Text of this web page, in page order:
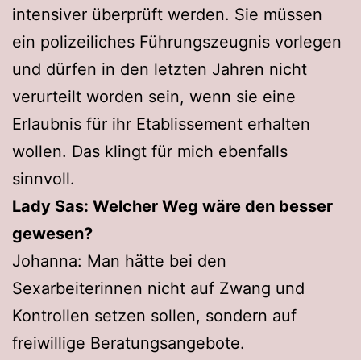
intensiver überprüft werden. Sie müssen
ein polizeiliches Führungszeugnis vorlegen
und dürfen in den letzten Jahren nicht
verurteilt worden sein, wenn sie eine
Erlaubnis für ihr Etablissement erhalten
wollen. Das klingt für mich ebenfalls
sinnvoll.
Lady Sas: Welcher Weg wäre den besser
gewesen?
Johanna: Man hätte bei den
Sexarbeiterinnen nicht auf Zwang und
Kontrollen setzen sollen, sondern auf
freiwillige Beratungsangebote.